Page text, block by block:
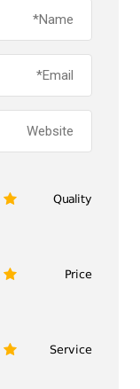
Quality
Price
Service